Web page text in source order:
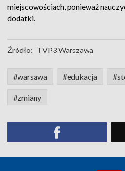
miejscowościach, ponieważ
dodatki.
Źródło: TVP3 Warszawa
#warsawa #edukacja
#zmiany